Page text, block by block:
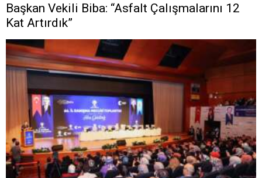
Başkan Vekili Biba: “Asfalt Çalışmalarını 12
Kat Artırdık”